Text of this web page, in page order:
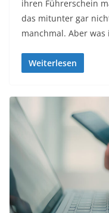
ihren Führerschein
das mitunter gar
manchmal. Aber was
Weiterlesen